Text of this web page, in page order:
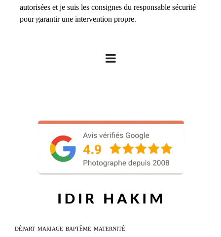
autorisées et je suis les consignes du responsable sécurité
pour garantir une intervention propre.
DÉPART MARIAGE BAPTÊME MATERNITÉ